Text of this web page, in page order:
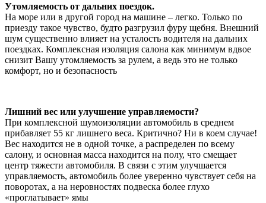
Утомляемость от дальних поездок.
На море или в другой город на машине – легко. Только по
приезду такое чувство, будто разгрузил фуру щебня. Внешний
шум существенно влияет на усталость водителя на дальних
поездках. Комплексная изоляция салона как минимум вдвое
снизит Вашу утомляемость за рулем, а ведь это не только
комфорт, но и безопасность
Лишний вес или улучшение управляемости?
При комплексной шумоизоляции автомобиль в среднем
прибавляет 55 кг лишнего веса. Критично? Ни в коем случае!
Вес находится не в одной точке, а распределен по всему
салону, и основная масса находится на полу, что смещает
центр тяжести автомобиля. В связи с этим улучшается
управляемость, автомобиль более уверенно чувствует себя на
поворотах, а на неровностях подвеска более глухо
«проглатывает» ямы